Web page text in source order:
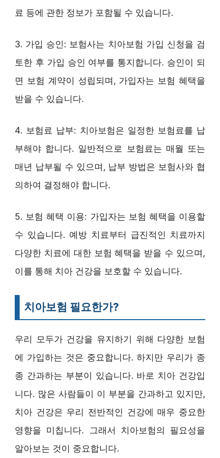
료 등에 관한 정보가 포함될 수 있습니다.
3. 가입 승인: 보험사는 치아보험 가입 신청을 검
토한 후 가입 승인 여부를 통지합니다. 승인이 되
면 보험 계약이 성립되며, 가입자는 보험 혜택을
받을 수 있습니다.
4. 보험료 납부: 치아보험은 일정한 보험료를 납
부해야 합니다. 일반적으로 보험료는 매월 또는
매년 납부될 수 있으며, 납부 방법은 보험사와 협
의하여 결정해야 합니다.
5. 보험 혜택 이용: 가입자는 보험 혜택을 이용할
수 있습니다. 예방 치료부터 급진적인 치료까지
다양한 치료에 대한 보험 혜택을 받을 수 있으며,
이를 통해 치아 건강을 보호할 수 있습니다.
치아보험 필요한가?
우리 모두가 건강을 유지하기 위해 다양한 보험
에 가입하는 것은 중요합니다. 하지만 우리가 종
종 간과하는 부분이 있습니다. 바로 치아 건강입
니다. 많은 사람들이 이 부분을 간과하고 있지만,
치아 건강은 우리 전반적인 건강에 매우 중요한
영향을 미칩니다. 그래서 치아보험의 필요성을
알아보는 것이 중요합니다.